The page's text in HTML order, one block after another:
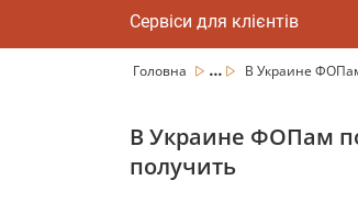
Сервіси для клієнтів
Головна ... В Украине
В Украине ФОПам
получить